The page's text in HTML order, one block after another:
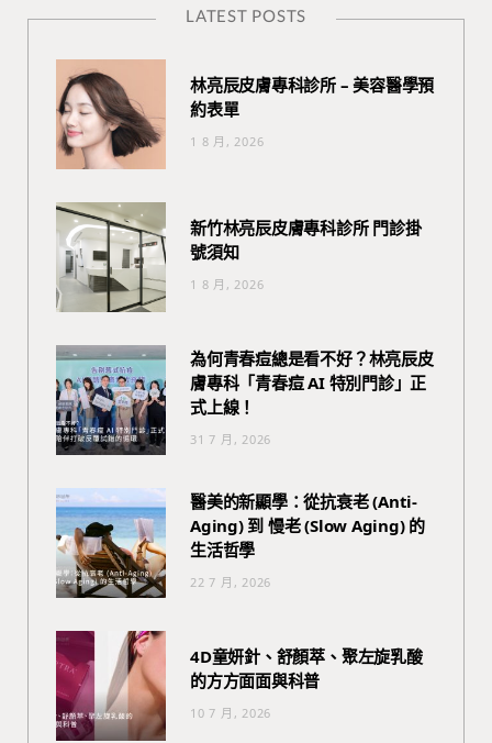
LATEST POSTS
林亮辰皮膚專科診所 – 美容醫學預
約表單
1 8 月, 2026
新竹林亮辰皮膚專科診所 門診掛
號須知
1 8 月, 2026
為何青春痘總是看不好？林亮辰皮
膚專科「青春痘 AI 特別門診」正
式上線！
31 7 月, 2026
醫美的新顯學：從抗衰老 (Anti-
Aging) 到 慢老 (Slow Aging) 的
生活哲學
22 7 月, 2026
4D童妍針、舒顏萃、聚左旋乳酸
的方方面面與科普
10 7 月, 2026